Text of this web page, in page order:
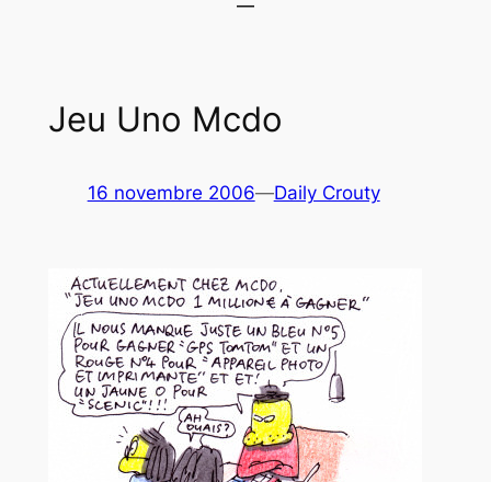
Jeu Uno Mcdo
16 novembre 2006—Daily Crouty